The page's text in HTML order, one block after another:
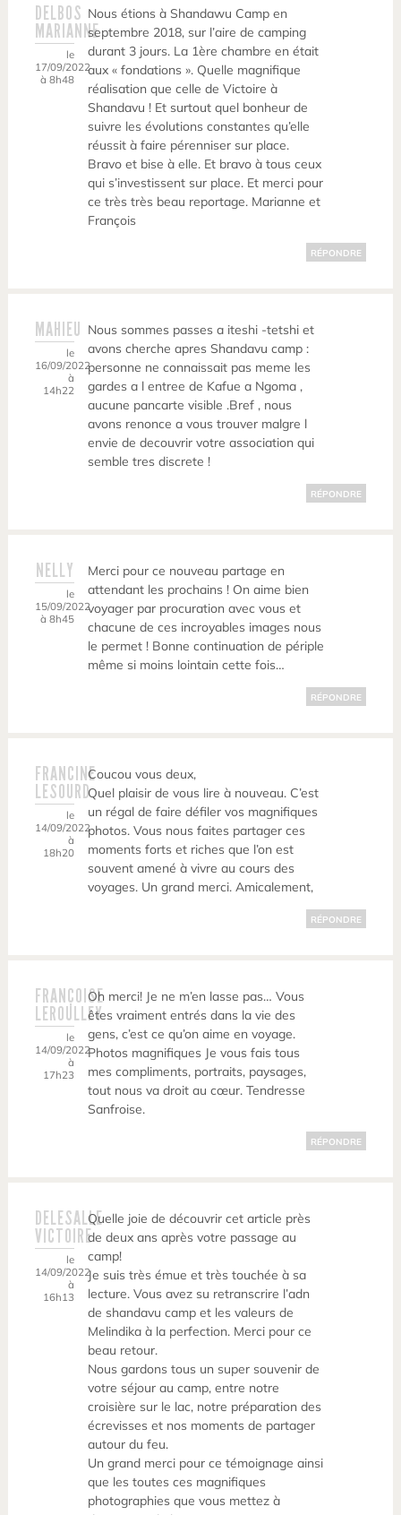
DELBOS
MARIANNE
le
17/09/2022
à 8h48
Nous étions à Shandawu Camp en
septembre 2018, sur l’aire de camping
durant 3 jours. La 1ère chambre en était
aux « fondations ». Quelle magnifique
réalisation que celle de Victoire à
Shandavu ! Et surtout quel bonheur de
suivre les évolutions constantes qu’elle
réussit à faire pérenniser sur place.
Bravo et bise à elle. Et bravo à tous ceux
qui s’investissent sur place. Et merci pour
ce très très beau reportage. Marianne et
François
RÉPONDRE
MAHIEU
le
16/09/2022
à
14h22
Nous sommes passes a iteshi -tetshi et
avons cherche apres Shandavu camp :
personne ne connaissait pas meme les
gardes a l entree de Kafue a Ngoma ,
aucune pancarte visible .Bref , nous
avons renonce a vous trouver malgre l
envie de decouvrir votre association qui
semble tres discrete !
RÉPONDRE
NELLY
le
15/09/2022
à 8h45
Merci pour ce nouveau partage en
attendant les prochains ! On aime bien
voyager par procuration avec vous et
chacune de ces incroyables images nous
le permet ! Bonne continuation de périple
même si moins lointain cette fois…
RÉPONDRE
FRANCINE
LESOURD
le
14/09/2022
à
18h20
Coucou vous deux,
Quel plaisir de vous lire à nouveau. C’est
un régal de faire défiler vos magnifiques
photos. Vous nous faites partager ces
moments forts et riches que l’on est
souvent amené à vivre au cours des
voyages. Un grand merci. Amicalement,
RÉPONDRE
FRANÇOISE
LEROULLEY
le
14/09/2022
à
17h23
Oh merci! Je ne m’en lasse pas… Vous
êtes vraiment entrés dans la vie des
gens, c’est ce qu’on aime en voyage.
Photos magnifiques Je vous fais tous
mes compliments, portraits, paysages,
tout nous va droit au cœur. Tendresse
Sanfroise.
RÉPONDRE
DELESALLE
VICTOIRE
le
14/09/2022
à
16h13
Quelle joie de découvrir cet article près
de deux ans après votre passage au
camp!
Je suis très émue et très touchée à sa
lecture. Vous avez su retranscrire l’adn
de shandavu camp et les valeurs de
Melindika à la perfection. Merci pour ce
beau retour.
Nous gardons tous un super souvenir de
votre séjour au camp, entre notre
croisière sur le lac, notre préparation des
écrevisses et nos moments de partager
autour du feu.
Un grand merci pour ce témoignage ainsi
que les toutes ces magnifiques
photographies que vous mettez à